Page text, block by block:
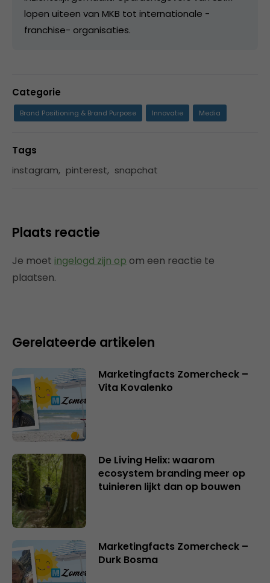
lopen uiteen van MKB tot internationale -
franchise- organisaties.
Categorie
Brand Positioning & Brand Purpose Innovatie Media
Tags
instagram, pinterest, snapchat
Plaats reactie
Je moet ingelogd zijn op om een reactie te
plaatsen.
Gerelateerde artikelen
Marketingfacts Zomercheck –
Vita Kovalenko
De Living Helix: waarom
ecosystem branding meer op
tuinieren lijkt dan op bouwen
Marketingfacts Zomercheck –
Durk Bosma